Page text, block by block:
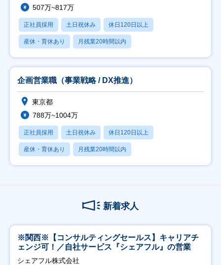
507万~817万
正社員採用 土日祝休み 休日120日以上
産休・育休あり 月残業20時間以内
企画営業職（事業戦略 / DX推進）
東京都
788万~1004万
正社員採用 土日祝休み 休日120日以上
産休・育休あり 月残業20時間以内
新着求人
※関西※【コンサルティングセールス】キャリアチ
ェンジ可！／自社サービス『シェアフル』の営業
シェアフル株式会社